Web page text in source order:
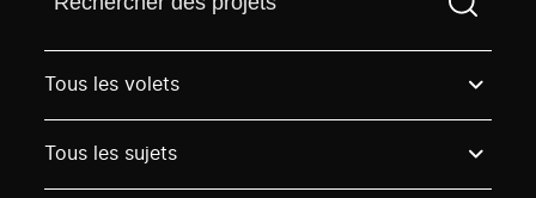
Trouvez un projetVous devez saisir un terme de
Tous les volets
Tous les sujets